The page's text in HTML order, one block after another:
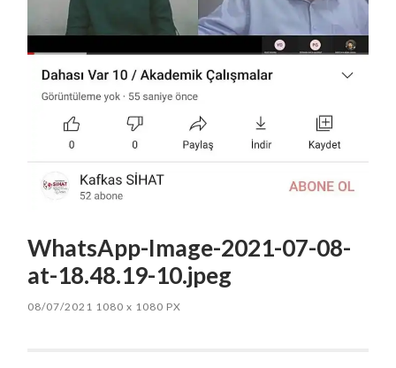
WhatsApp-Image-2021-07-08-
at-18.48.19-10.jpeg
08/07/2021 1080x 1080 PX